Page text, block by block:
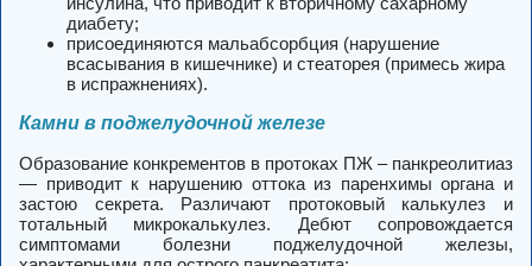
диабету;
присоединяются мальабсорбция (нарушение
всасывания в кишечнике) и стеаторея (примесь жира
в испражнениях).
Камни в поджелудочной железе
Образование конкрементов в протоках ПЖ – панкреолитиаз
— приводит к нарушению оттока из паренхимы органа и
застою секрета. Различают протоковый калькулез и
тотальный микрокалькулез. Дебют сопровождается
симптомами болезни поджелудочной железы,